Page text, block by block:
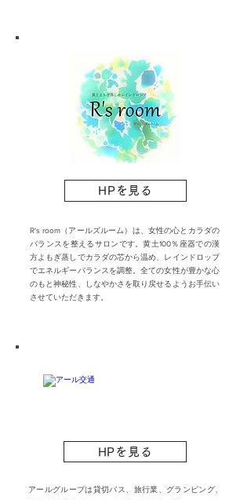
HPを見る
R's room（アールズルーム）は、女性の心とカラダの
バランスを整えるサロンです。黄土100％座器での漢
方よもぎ蒸しでカラダの芯から温め、レインドロップ
でエネルギーバランスを調整。全ての女性が豊かな心
のもと神秘性、しなやかさを取り戻せるようお手伝い
させていただきます。
HPを見る
アールグループは貸切バス、旅行業、グランピング、